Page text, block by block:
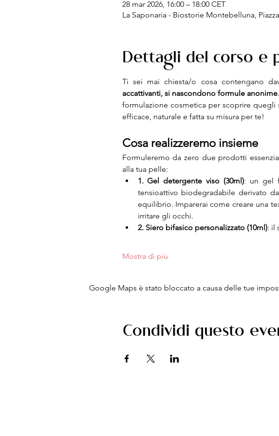
28 mar 2026, 16:00 – 18:00 CET
La Saponaria - Biostorie Montebelluna,
Dettagli del corso e
Ti sei mai chiesta/o cosa contengano
accattivanti, si nascondono formule anonime
formulazione cosmetica per scoprire
efficace, naturale e fatta su misura per te!
Cosa realizzeremo insieme
Formuleremo da zero due prodotti
alla tua pelle:
1. Gel detergente viso (30ml): un gel
tensioattivo biodegradabile derivato
equilibrio. Imparerai come creare una
irritare gli occhi.
2. Siero bifasico personalizzato (10ml): il
Mostra di più
Google Maps è stato bloccato a causa delle tue
Condividi questo